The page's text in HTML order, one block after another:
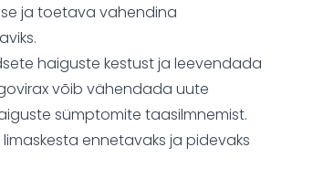
ja toetava vahendina
haiguste kestust ja leevendada
võib vähendada uute
sümptomite taasilmnemist.
ennetavaks ja pidevaks